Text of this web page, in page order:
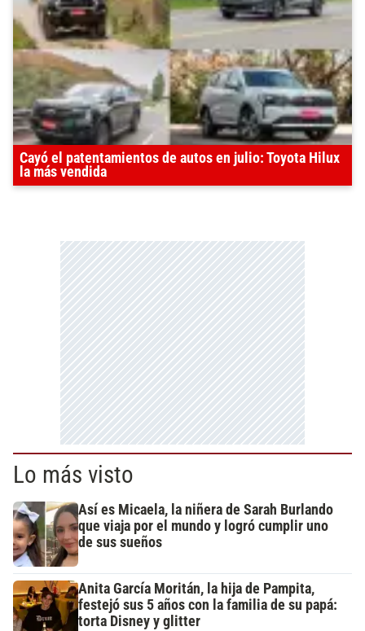
Cayó el patentamientos de autos en julio: Toyota Hilux
la más vendida
Lo más visto
Así es Micaela, la niñera de Sarah Burlando
que viaja por el mundo y logró cumplir uno
de sus sueños
Anita García Moritán, la hija de Pampita,
festejó sus 5 años con la familia de su papá:
torta Disney y glitter